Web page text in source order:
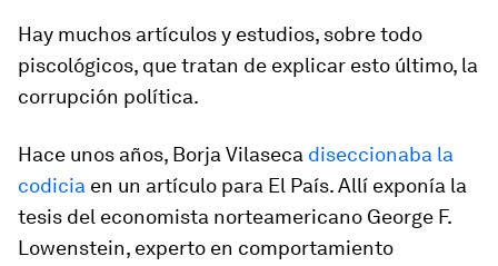
Hay muchos artículos y estudios, sobre todo
piscológicos, que tratan de explicar esto último, la
corrupción política.
Hace unos años, Borja Vilaseca diseccionaba la
codicia en un artículo para El País. Allí exponía la
tesis del economista norteamericano George F.
Lowenstein, experto en comportamiento